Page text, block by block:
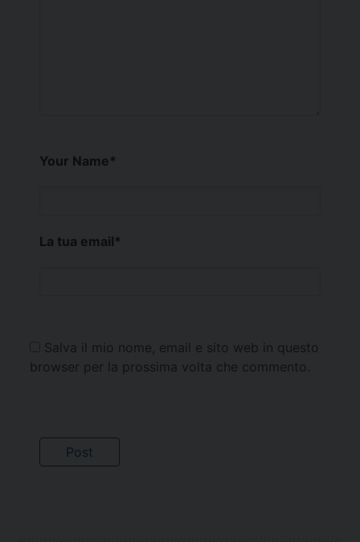
Your Name*
La tua email*
Salva il mio nome, email e sito web in questo
browser per la prossima volta che commento.